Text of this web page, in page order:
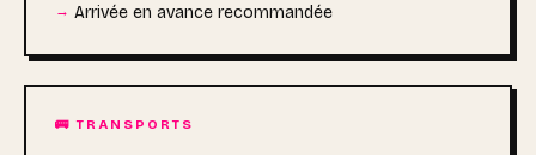
Arrivée en avance recommandée
🚌 TRANSPORTS